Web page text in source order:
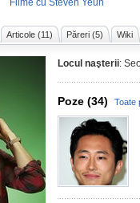
Filme cu Steven Yeun
Articole (11) Păreri (5) Wiki
Locul naşterii:
Poze (34) Toate